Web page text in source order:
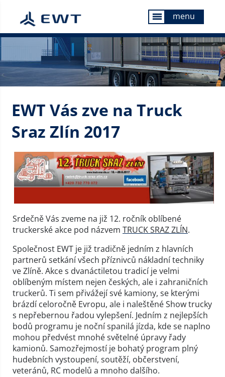
menu menu
EWT Vás zve na Truck
Sraz Zlín 2017
Srdečně Vás zveme na již 12. ročník oblíbené
truckerské akce pod názvem TRUCK SRAZ ZLÍN.
Společnost EWT je již tradičně jedním z hlavních
partnerů setkání všech příznivců nákladní techniky
ve Zlíně. Akce s dvanáctiletou tradicí je velmi
oblíbeným místem nejen českých, ale i zahraničních
truckerů. Ti sem přivážejí své kamiony, se kterými
brázdí celoročně Evropu, ale i naleštěné Show trucky
s nepřebernou řadou vylepšení. Jedním z nejlepších
bodů programu je noční spanilá jízda, kde se naplno
mohou předvést mnohé světelné úpravy řady
kamionů. Samozřejmostí je bohatý program plný
hudebních vystoupení, soutěží, občerstvení,
veteránů, RC modelů a mnoho dalšího.